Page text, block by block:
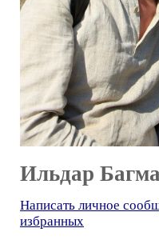
Ильдар
Написать личное
избранных